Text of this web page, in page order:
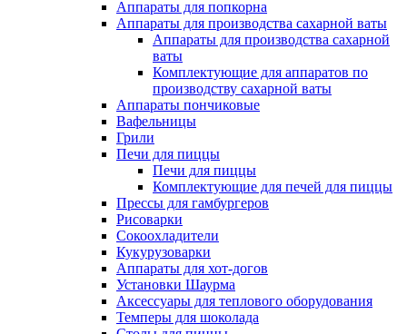
Аппараты для попкорна
Аппараты для производства сахарной ваты
Аппараты для производства сахарной
ваты
Комплектующие для аппаратов по
производству сахарной ваты
Аппараты пончиковые
Вафельницы
Грили
Печи для пиццы
Печи для пиццы
Комплектующие для печей для пиццы
Прессы для гамбургеров
Рисоварки
Сокоохладители
Кукурузоварки
Аппараты для хот-догов
Установки Шаурма
Аксессуары для теплового оборудования
Темперы для шоколада